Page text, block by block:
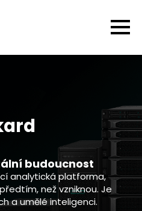
budoucnost
analytická platforma,
než vzniknou. Je
a umělé inteligenci.